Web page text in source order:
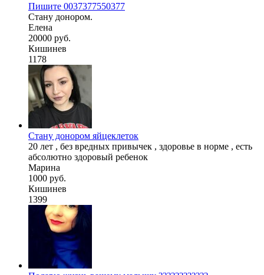
Пишите 0037377550377
Стану донором.
Елена
20000 руб.
Кишинев
1178
Стану донором яйцеклеток
20 лет , без вредных привычек , здоровье в норме , есть
абсолютно здоровый ребенок
Марина
1000 руб.
Кишинев
1399